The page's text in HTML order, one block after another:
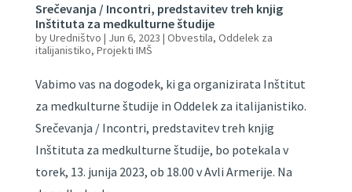
Srečevanja / Incontri, predstavitev treh knjig
Inštituta za medkulturne študije
byUredništvo | Jun 6, 2023 | Obvestila, Oddelek za
italijanistiko, Projekti IMŠ
Vabimo vas na dogodek, ki ga organizirata Inštitut
za medkulturne študije in Oddelek za italijanistiko.
Srečevanja / Incontri, predstavitev treh knjig
Inštituta za medkulturne študije, bo potekala v
torek, 13. junija 2023, ob 18.00 v Avli Armerije. Na